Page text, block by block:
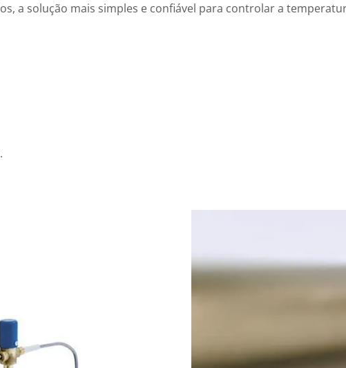
a solução mais simples e confiável para controlar a